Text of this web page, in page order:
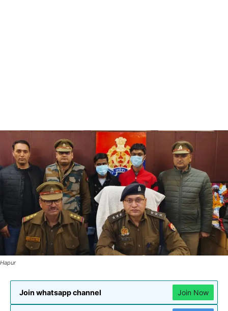
Hapur
Join whatsapp channel Join Now